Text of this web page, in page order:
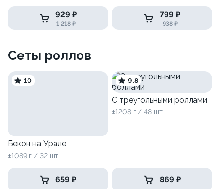
929 ₽
1 218 ₽
799 ₽
938 ₽
Сеты роллов
10
Бекон на Урале
±1089 г / 32 шт
659 ₽
9.8
С треугольными роллами
±1208 г / 48 шт
869 ₽